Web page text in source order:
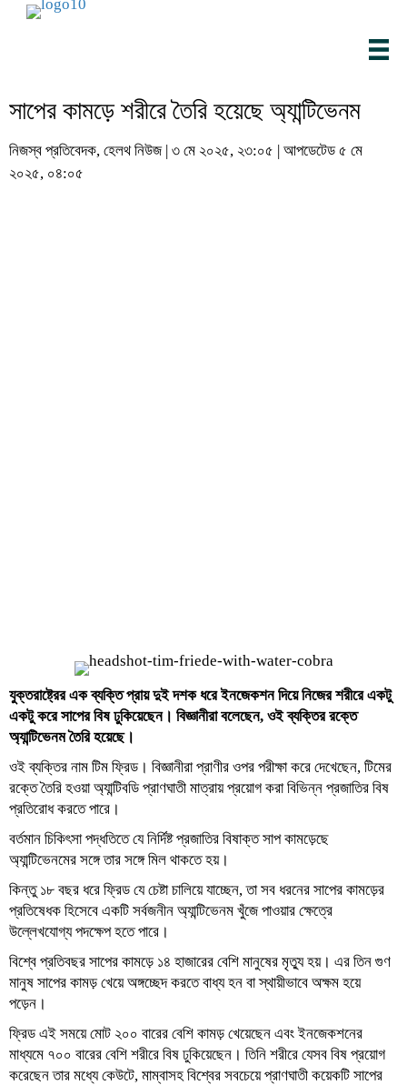
সাপের কামড়ে শরীরে তৈরি হয়েছে অ্যান্টিভেনম
নিজস্ব প্রতিবেদক, হেলথ নিউজ | ৩ মে ২০২৫, ২৩:০৫ | আপডেটেড ৫ মে
২০২৫, ০৪:০৫
যুক্তরাষ্ট্রেরএকব্যক্তিপ্রায়দুইদশকধরেইনজেকশনদিয়েনিজেরশরীরেএকটু
একটুকরেসাপেরবিষঢুকিয়েছেন। বিজ্ঞানীরাবলেছেন, ওইব্যক্তিররক্তে
অ্যান্টিভেনমতৈরিহয়েছে।
ওই ব্যক্তির নাম টিম ফ্রিড। বিজ্ঞানীরা প্রাণীর ওপর পরীক্ষা করে দেখেছেন, টিমের
রক্তে তৈরি হওয়া অ্যান্টিবডি প্রাণঘাতী মাত্রায় প্রয়োগ করা বিভিন্ন প্রজাতির বিষ
প্রতিরোধ করতে পারে।
বর্তমান চিকিৎসা পদ্ধতিতে যে নির্দিষ্ট প্রজাতির বিষাক্ত সাপ কামড়েছে
অ্যান্টিভেনমের সঙ্গে তার সঙ্গে মিল থাকতে হয়।
কিন্তু ১৮ বছর ধরে ফ্রিড যে চেষ্টা চালিয়ে যাচ্ছেন, তা সব ধরনের সাপের কামড়ের
প্রতিষেধক হিসেবে একটি সর্বজনীন অ্যান্টিভেনম খুঁজে পাওয়ার ক্ষেত্রে
উল্লেখযোগ্য পদক্ষেপ হতে পারে।
বিশ্বে প্রতিবছর সাপের কামড়ে ১৪ হাজারের বেশি মানুষের মৃত্যু হয়। এর তিন গুণ
মানুষ সাপের কামড় খেয়ে অঙ্গচ্ছেদ করতে বাধ্য হন বা স্থায়ীভাবে অক্ষম হয়ে
পড়েন।
ফ্রিড এই সময়ে মোট ২০০ বারের বেশি কামড় খেয়েছেন এবং ইনজেকশনের
মাধ্যমে ৭০০ বারের বেশি শরীরে বিষ ঢুকিয়েছেন। তিনি শরীরে যেসব বিষ প্রয়োগ
করেছেন তার মধ্যে কেউটে, মাম্বাসহ বিশ্বের সবচেয়ে প্রাণঘাতী কয়েকটি সাপের